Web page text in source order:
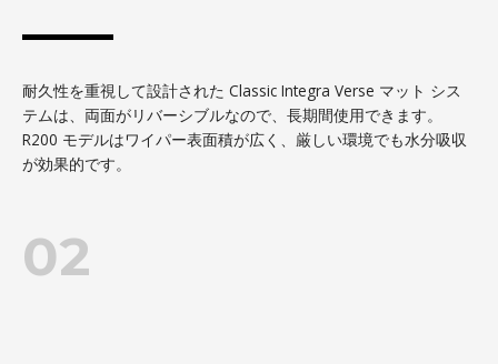
耐久性を重視して設計された Classic Integra Verse マット シス
テムは、両面がリバーシブルなので、長期間使用できます。
R200 モデルはワイパー表面積が広く、厳しい環境でも水分吸収
が効果的です。
02